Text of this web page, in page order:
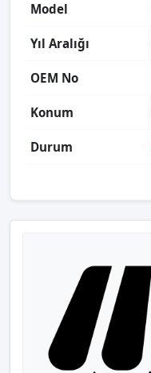
Model
Yıl Aralığı
OEM No
Konum
Durum